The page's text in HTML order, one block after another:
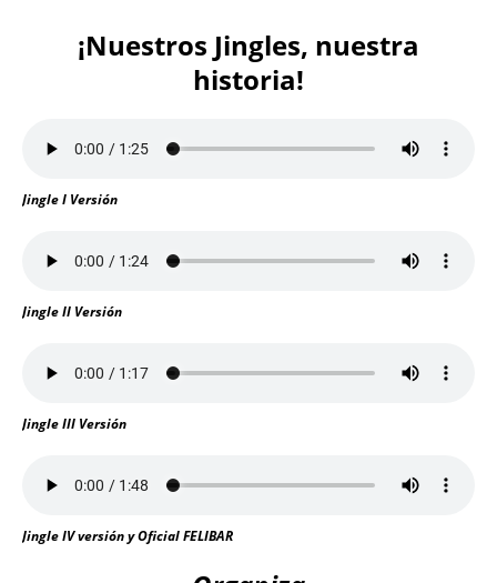
¡Nuestros Jingles, nuestra
historia!
Jingle I Versión
Jingle II Versión
Jingle III Versión
Jingle IV versión y Oficial FELIBAR